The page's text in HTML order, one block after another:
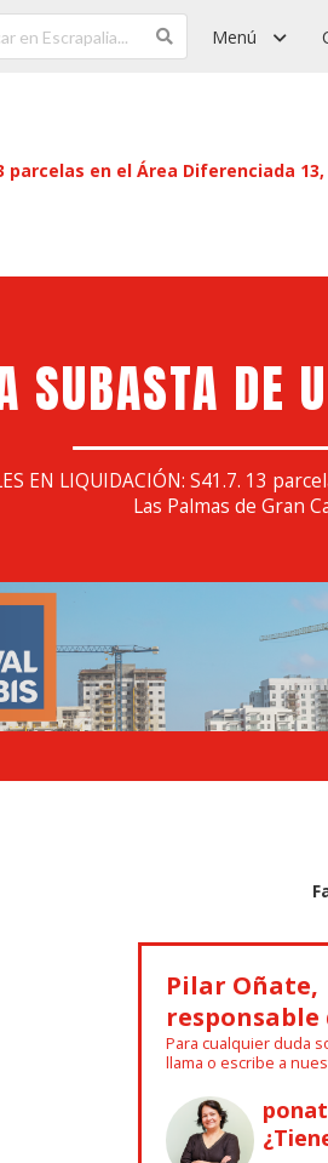
Menú
13 parcelas en el Área Diferenciada
SUBASTA DE
EN LIQUIDACIÓN: S41.7. 13
Las Palmas de Gran
Pilar Oñate,
responsable
Para cualquier duda
llama o escribe a